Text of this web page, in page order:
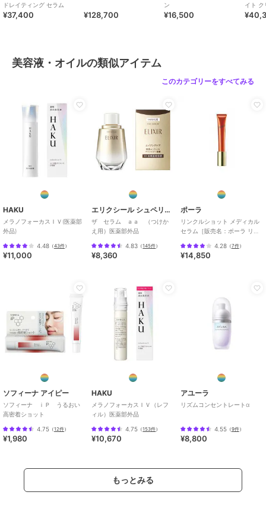
ドレイティング セラム
¥37,400 ¥128,700
ン
¥16,500
イト ク
美容液・オイルの類似アイテム
このカテゴリーをすべてみる
HAKU
メラノフォーカスＩＶ(医薬部
外品)
4.48 （43件）
¥11,000
エリクシール シュペリエル
ザ セラム ａａ （つけか
え用）医薬部外品
4.83 （145件）
¥8,360
ポーラ
リンクルショット メディカル
セラム［販売名：ポーラ リン
4.28（7件）
¥14,850
ソフィーナ アイピー
ソフィーナ ｉＰ うるおい
高密着ショット
4.75 （12件）
¥1,980
HAKU
メラノフォーカスＩＶ（レフ
ィル）医薬部外品
4.75 （153件）
¥10,670
アユーラ
リズムコンセントレートα
4.55（9件）
¥8,800
もっとみる